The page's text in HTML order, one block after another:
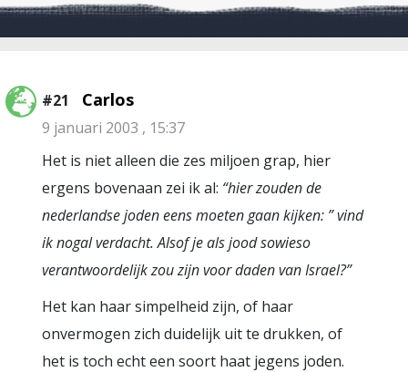
#21 Carlos
9 januari 2003 , 15:37
Het is niet alleen die zes miljoen grap, hier
ergens bovenaan zei ik al: “hier zouden de
nederlandse joden eens moeten gaan kijken: ” vind
ik nogal verdacht. Alsof je als jood sowieso
verantwoordelijk zou zijn voor daden van Israel?”
Het kan haar simpelheid zijn, of haar
onvermogen zich duidelijk uit te drukken, of
het is toch echt een soort haat jegens joden.